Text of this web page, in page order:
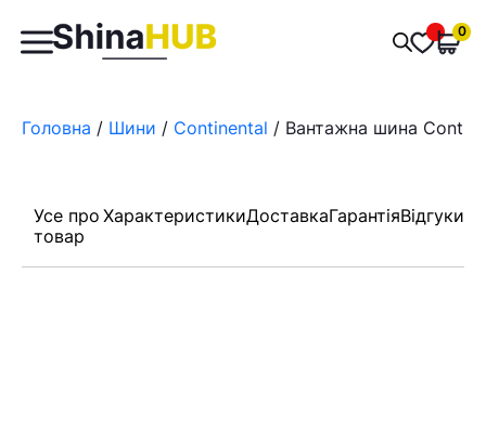
Пошук
товарів
0
Головна / Шини / Continental / Вантажна шина
Усе про
товар
ХарактеристикиДоставкаГарантіяВідгуки